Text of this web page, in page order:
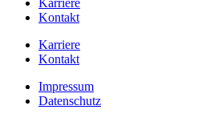
Karriere
Kontakt
Karriere
Kontakt
Impressum
Datenschutz